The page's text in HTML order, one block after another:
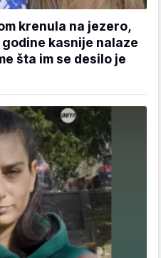
krenula na jezero,
kasnije nalaze
šta im se desilo je